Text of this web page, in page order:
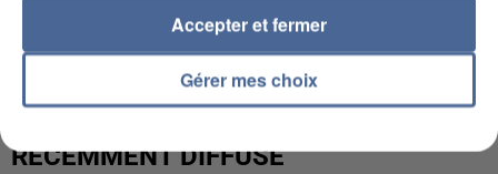
L’UN DES FONDATEURS SUPPOSÉS DE LA DZ
MAFIA INTERPELLÉ EN ALGÉRIE
RÉCEMMENT DIFFUSÉ
Gérer mes choix
Accepter et fermer